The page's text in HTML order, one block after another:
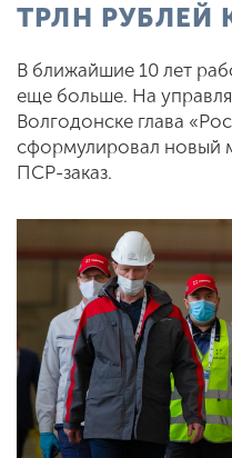
ТРЛН РУБЛЕЙ
В ближайшие 10 лет
еще больше. На
Волгодонске глава
сформулировал новый
ПСР-заказ.